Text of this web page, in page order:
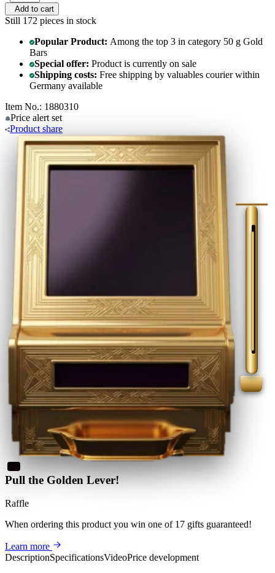
Add to cart
Still 172 pieces in stock
Popular Product: Among the top 3 in category 50 g Gold
Bars
Special offer: Product is currently on sale
Shipping costs: Free shipping by valuables courier within
Germany available
Item No.: 1880310
Price alert set
Product share
Pull the Golden Lever!
Raffle
When ordering this product you win one of 17 gifts guaranteed!
Learn more
DescriptionSpecificationsVideoPrice development